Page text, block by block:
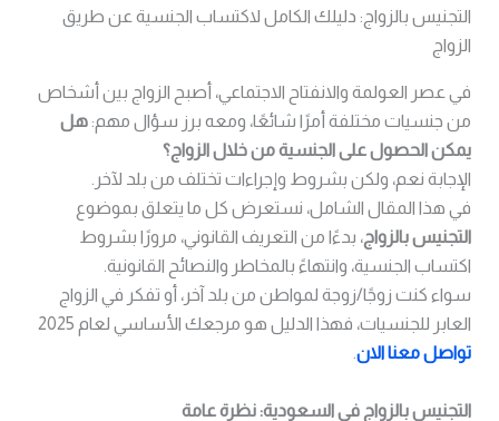
التجنيس بالزواج: دليلك الكامل لاكتساب الجنسية عن طريق
الزواج
في عصر العولمة والانفتاح الاجتماعي، أصبح الزواج بين أشخاص
من جنسيات مختلفة أمرًا شائعًا، ومعه برز سؤال مهم: هل
يمكن الحصول على الجنسية من خلال الزواج؟
الإجابة نعم، ولكن بشروط وإجراءات تختلف من بلد لآخر.
في هذا المقال الشامل، نستعرض كل ما يتعلق بموضوع
التجنيس بالزواج، بدءًا من التعريف القانوني، مرورًا بشروط
اكتساب الجنسية، وانتهاءً بالمخاطر والنصائح القانونية.
سواء كنت زوجًا/زوجة لمواطن من بلد آخر، أو تفكر في الزواج
العابر للجنسيات، فهذا الدليل هو مرجعك الأساسي لعام 2025
تواصل معنا الان.
التجنيس بالزواج في السعودية: نظرة عامة